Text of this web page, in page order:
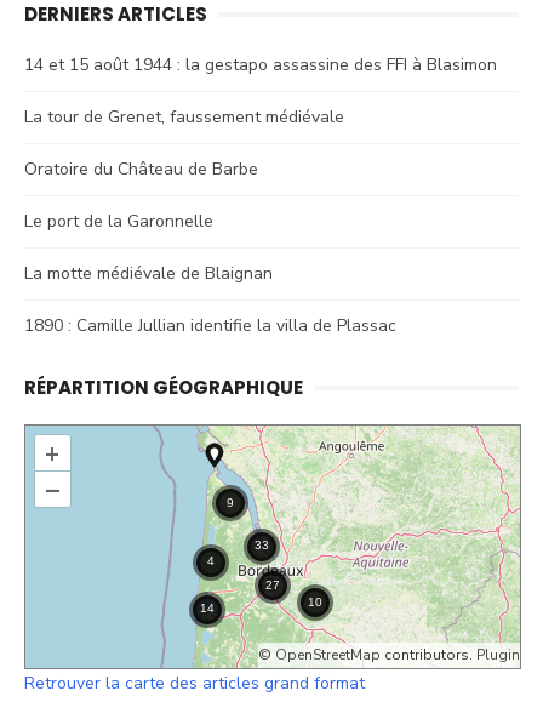
DERNIERS ARTICLES
14 et 15 août 1944 : la gestapo assassine des FFI à Blasimon
La tour de Grenet, faussement médiévale
Oratoire du Château de Barbe
Le port de la Garonnelle
La motte médiévale de Blaignan
1890 : Camille Jullian identifie la villa de Plassac
RÉPARTITION GÉOGRAPHIQUE
+
–
© OpenStreetMap contributors. Plugin
Retrouver la carte des articles grand format